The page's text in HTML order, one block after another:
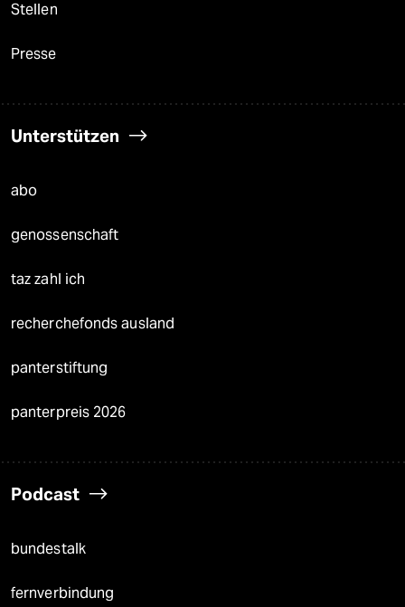
Stellen
Presse
Unterstützen
abo
genossenschaft
taz zahl ich
recherchefonds ausland
panterstiftung
panterpreis 2026
Podcast
bundestalk
fernverbindung